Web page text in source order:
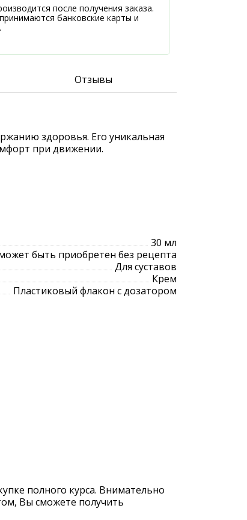
после получения заказа.
банковские карты и
Отзывы
здоровья. Его уникальная
при движении.
30 мл
быть приобретен без рецепта
Для суставов
Крем
Пластиковый флакон с дозатором
полного курса. Внимательно
Вы сможете получить